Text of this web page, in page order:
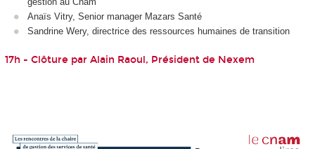
Anaïs Vitry, Senior manager Mazars Santé
Sandrine Wery, directrice des ressources humaines de transition
17h - Clôture par Alain Raoul, Président de Nexem